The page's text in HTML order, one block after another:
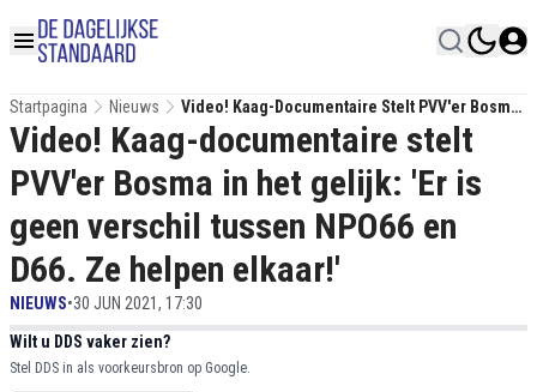
Startpagina Nieuws
Video! Kaag-Documentaire Stelt PVV'er Bosma
In Het Gelijk: 'Er Is Geen Verschil Tussen
NPO66 En D66. Ze Helpen Elkaar!'
Video! Kaag-documentaire stelt
PVV'er Bosma in het gelijk: 'Er is
geen verschil tussen NPO66 en
D66. Ze helpen elkaar!'
NIEUWS•30 JUN 2021, 17:30
Wilt u DDS vaker zien?
Stel DDS in als voorkeursbron op Google.